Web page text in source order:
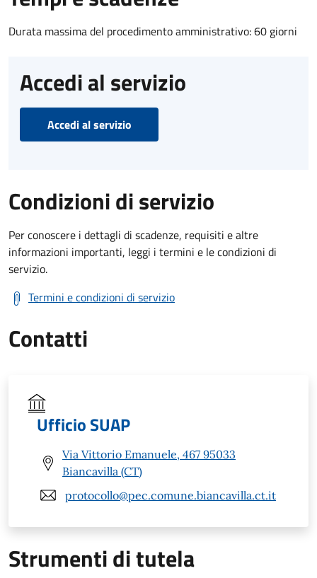
Durata massima del procedimento amministrativo: 60 giorni
Accedi al servizio
Accedi al servizio
Condizioni di servizio
Per conoscere i dettagli di scadenze, requisiti e altre
informazioni importanti, leggi i termini e le condizioni di
servizio.
Termini e condizioni di servizio
Contatti
Ufficio SUAP
Via Vittorio Emanuele, 467 95033
Biancavilla (CT)
protocollo@pec.comune.biancavilla.ct.it
Strumenti di tutela